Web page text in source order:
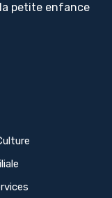
petite enfance